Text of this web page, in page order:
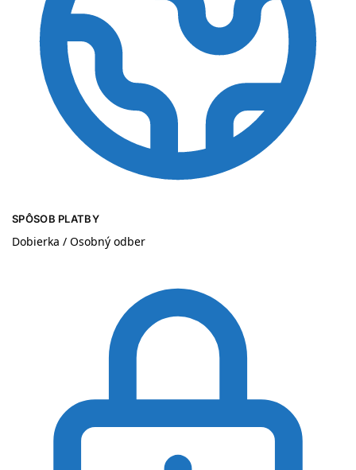
SPÔSOB PLATBY
Dobierka / Osobný odber